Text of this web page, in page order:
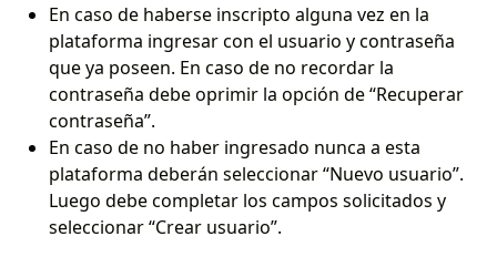
En caso de haberse inscripto alguna vez en la
plataforma ingresar con el usuario y contraseña
que ya poseen. En caso de no recordar la
contraseña debe oprimir la opción de “Recuperar
contraseña”.
En caso de no haber ingresado nunca a esta
plataforma deberán seleccionar “Nuevo usuario”.
Luego debe completar los campos solicitados y
seleccionar “Crear usuario”.